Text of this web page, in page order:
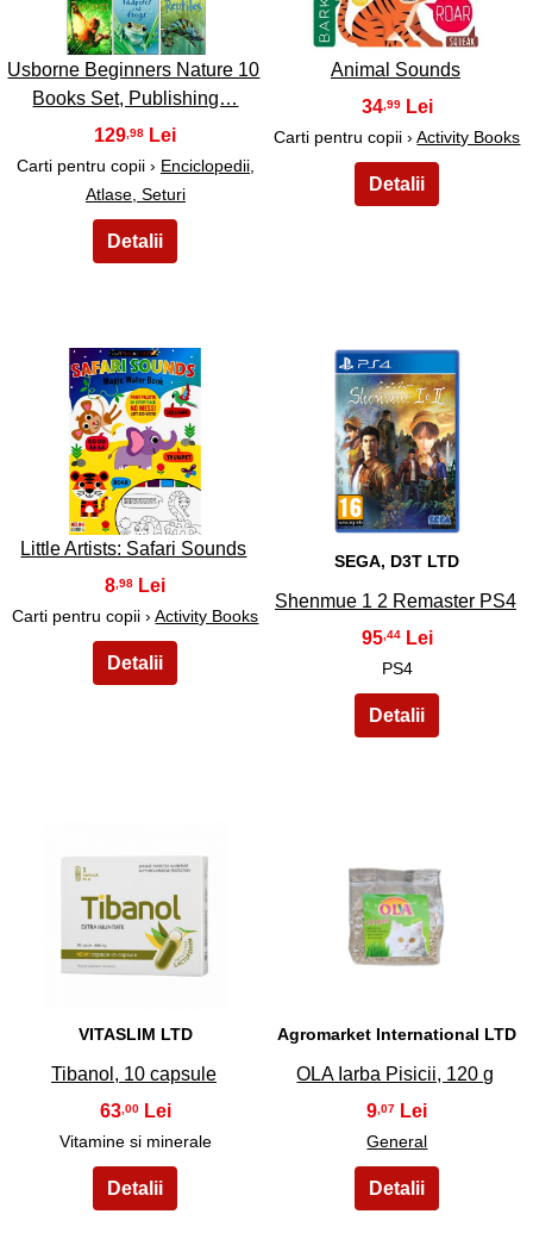
Usborne Beginners Nature 10
Books Set, Publishing…
129 ,98
Carti pentru copii › Enciclopedii,
Atlase, Seturi
Animal Sounds
34 ,99
Carti pentru copii ›Activity Books
27
Little Artists: Safari Sounds
8 ,98
Carti pentru copii ›Activity Books
28
SEGA, D3T LTD
Shenmue 1 2 Remaster PS4
95,44
PS4
29
VITASLIM LTD
Tibanol, 10 capsule
63 ,00
Vitamine si minerale
30
Agromarket International LTD
OLA Iarba Pisicii, 120 g
9 ,07
General